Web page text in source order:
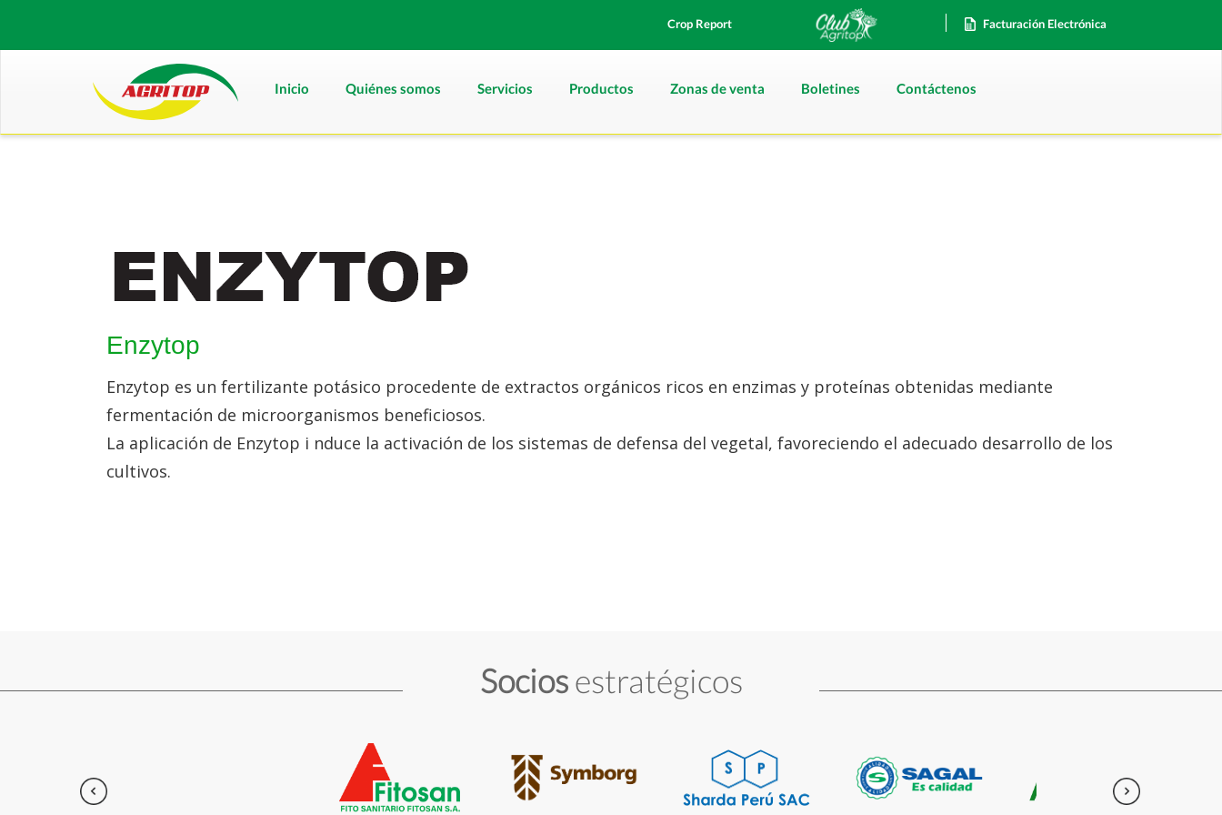
Crop Report Facturación Electrónica
Inicio Quiénes somos Servicios Productos Zonas de venta Boletines Contáctenos
Enzytop
Enzytop es un fertilizante potásico procedente de extractos orgánicos ricos en enzimas y proteínas obtenidas mediante
fermentación de microorganismos beneficiosos.
La aplicación de Enzytop i nduce la activación de los sistemas de defensa del vegetal, favoreciendo el adecuado desarrollo de los
cultivos.
Sociosestratégicos